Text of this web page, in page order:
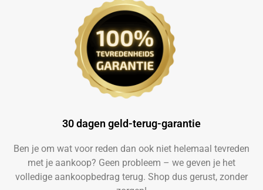
30 dagen geld-terug-garantie​
Ben je om wat voor reden dan ook niet helemaal tevreden
met je aankoop? Geen probleem – we geven je het
volledige aankoopbedrag terug. Shop dus gerust, zonder